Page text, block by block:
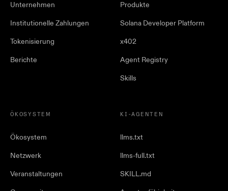
Unternehmen
Institutionelle Zahlungen
Tokenisierung
Berichte
Produkte
Solana Developer Platform
x402
Agent Registry
Skills
ÖKOSYSTEM
Ökosystem
Netzwerk
Veranstaltungen
KI-AGENTEN
llms.txt
llms-full.txt
SKILL.md